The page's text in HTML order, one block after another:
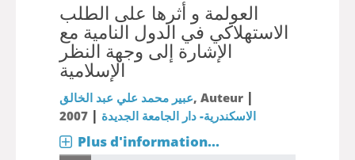
العولمة و أثرها على الطلب
الاستهلاكي في الدول النامية مع
الإشارة إلى وجهة النظر
الإسلامية
عبير محمد علي عبد الخالق, Auteur |
الاسكندرية- دار الجامعة الجديدة |
2007
Plus d'information...